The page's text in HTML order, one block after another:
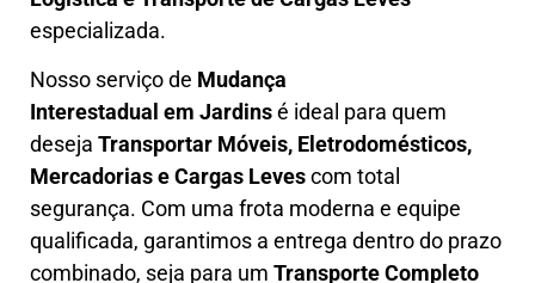
especializada.
Nosso serviço de Mudança
Interestadual em Jardinsé ideal para quem
deseja Transportar Móveis, Eletrodomésticos,
Mercadorias e Cargas Levescom total
segurança. Com uma frota moderna e equipe
qualificada, garantimos a entrega dentro do prazo
combinado, seja para um Transporte Completo